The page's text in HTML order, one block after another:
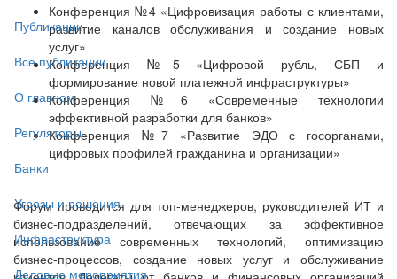
Публикации
Все публикации
О главном
Регуляторы
Банки
Угрозы и решения
Инфраструктура
Деловые мероприятия
Конференция №4 «Цифровизация работы с клиентами,
развитие каналов обслуживания и создание новых
услуг»
Конференция №5 «Цифровой рубль, СБП и
формирование новой платежной инфраструктуры»
Конференция №6 «Современные технологии
эффективной разработки для банков»
Конференция №7 «Развитие ЭДО с госорганами,
цифровых профилей гражданина и организации»
Форум проводится для топ-менеджеров, руководителей ИТ и
бизнес-подразделений, отвечающих за эффективное
использование современных технологий, оптимизацию
бизнес-процессов, создание новых услуг и обслуживание